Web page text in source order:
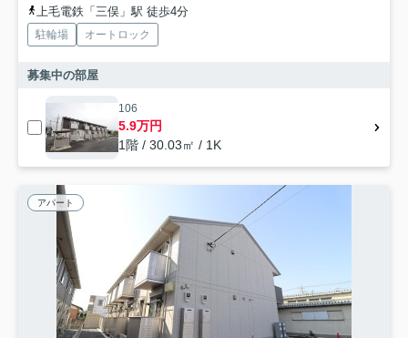
上毛電鉄「三俣」駅 徒歩4分
駐輪場 オートロック
募集中の部屋
106
5.9万円
1階 / 30.03㎡ / 1K
アパート